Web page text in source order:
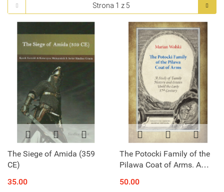
The Siege of Amida (359
CE)
35.00
The Potocki Family of the
Pilawa Coat of Arms. A
and Estates Until the Early
50.00